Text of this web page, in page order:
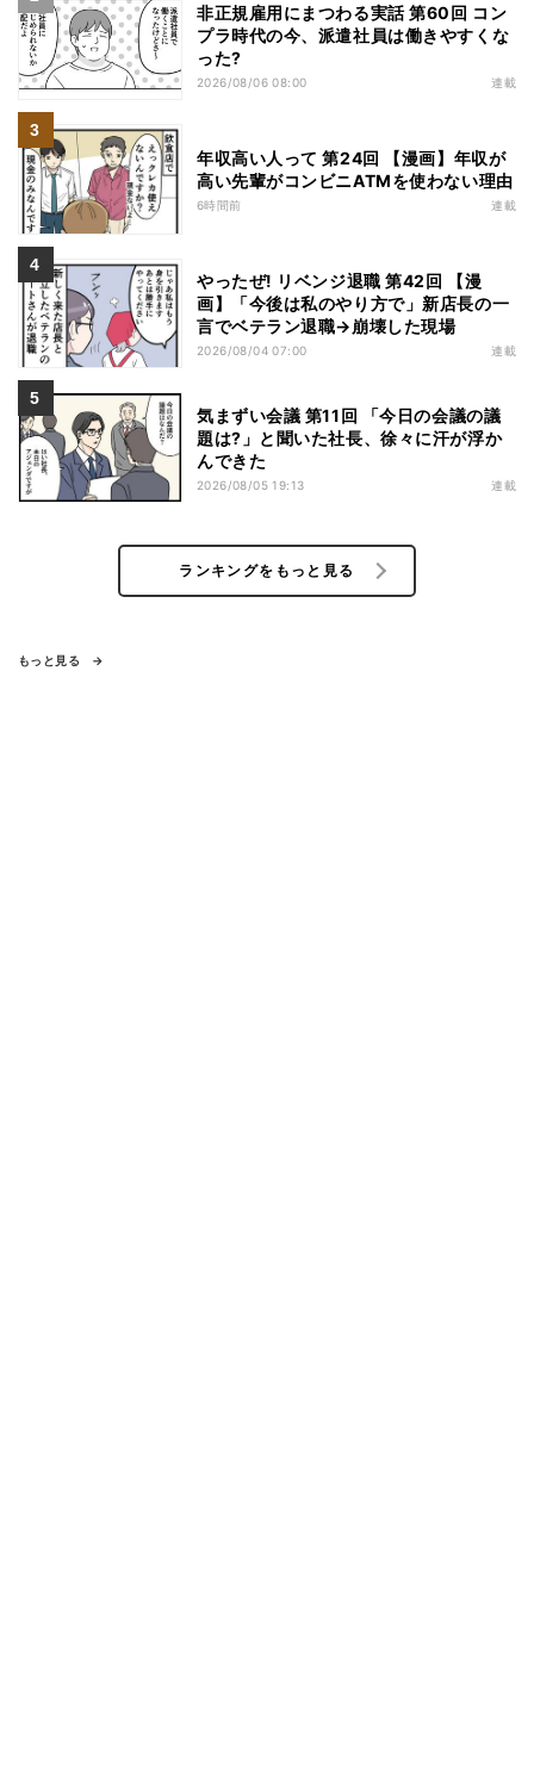
非正規雇用にまつわる実話 第60回 コン
プラ時代の今、派遣社員は働きやすくな
った?
2026/08/06 08:00 連載
年収高い人って 第24回 【漫画】年収が
高い先輩がコンビニATMを使わない理由
6時間前 連載
やったぜ! リベンジ退職 第42回 【漫
画】「今後は私のやり方で」新店長の一
言でベテラン退職→崩壊した現場
2026/08/04 07:00 連載
気まずい会議 第11回 「今日の会議の議
題は?」と聞いた社長、徐々に汗が浮か
んできた
2026/08/05 19:13 連載
ランキングをもっと見る
もっと見る